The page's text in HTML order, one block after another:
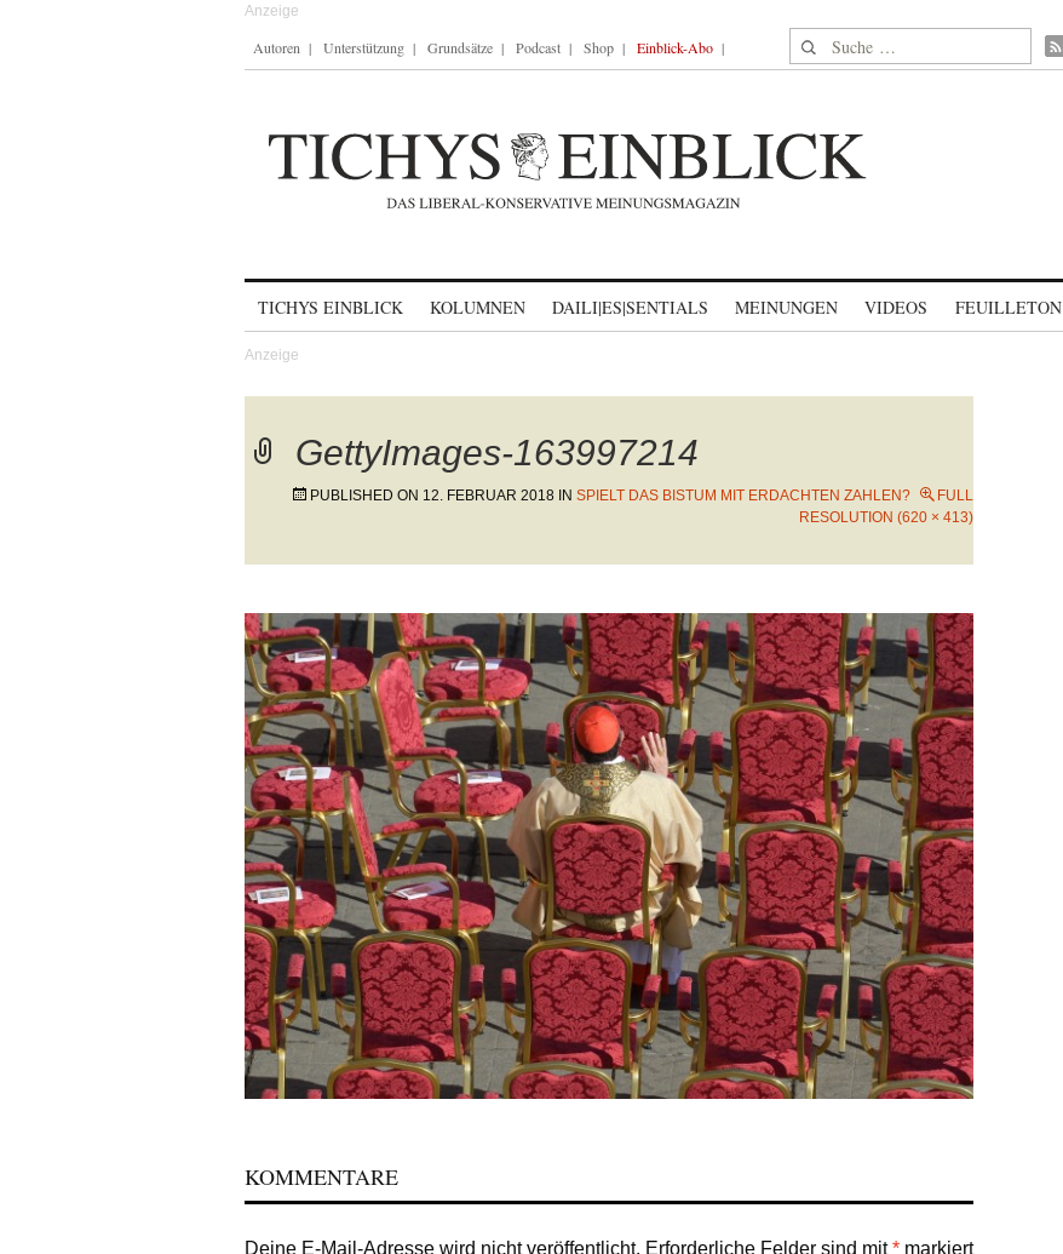
Autoren Unterstützung Grundsätze Podcast Shop Einblick-Abo Suche nach:
TICHYS EINBLICK KOLUMNEN DAILI|ES|SENTIALS MEINUNGEN VIDEOS FEUILLETON
GettyImages-163997214
PUBLISHED ON 12. FEBRUAR 2018 IN SPIELT DAS BISTUM MIT ERDACHTEN ZAHLEN?
FULL
RESOLUTION (620 × 413)
KOMMENTARE
Deine E-Mail-Adresse wird nicht veröffentlicht. Erforderliche Felder sind mit* markiert